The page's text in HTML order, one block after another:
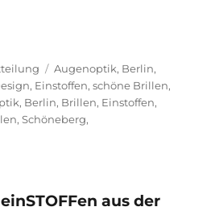
Kategorien
Augenoptik, Berlin,
, Einstoffen,schöne Brillen,
, Berlin, Brillen, Einstoffen,
,Schöneberg,
aus der